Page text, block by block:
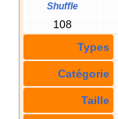
Shuffle
108
Types
Catégorie
Taille